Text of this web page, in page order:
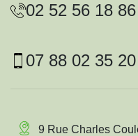
02 52 56 18 86
07 88 02 35 20
9 Rue Charles